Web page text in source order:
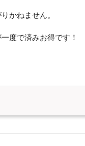
かねません。
度で済みお得です！